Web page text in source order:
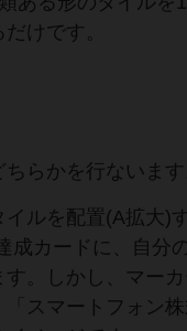
けです。
らかを行ないます
イルを配置(A拡大)
成カードに、自分
す。しかし、マー
スマートフォン